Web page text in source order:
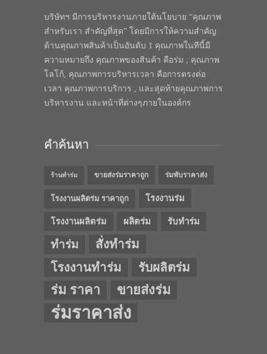
บริษัทฯ มีการบริหารงานภายใต้นโยบาย “คุณภาพ
สำหรับเรา สำคัญที่สุด” โดยมีการให้ความสำคัญ
ด้านคุณภาพสินค้าเป็นอันดับ 1 คุณภาพในทีนี้มี
ความหมายถึง คุณภาพของสินค้า คือร่ม , คุณภาพ
โลโก้, คุณภาพการบริหารเวลา คือการตรงต่อ
เวลา คุณภาพการบริการ , และสุดท้ายคุณภาพการ
บริหารงาน และหน้าที่ต่างๆภายในองค์กร
คำค้นหา
ร้านทำร่ม ขายส่งร่มราคาถูก ร่มพับราคาส่ง
โรงงานผลิตร่ม ราคาถูก โรงงานร่ม
โรงงานผลิตร่ม ผลิตร่ม รับทำร่ม
ทำร่ม
สั่งทำร่ม
โรงงานทำร่ม
รับผลิตร่ม
ร่ม ราคา ขายส่งร่ม
ร่มราคาส่ง